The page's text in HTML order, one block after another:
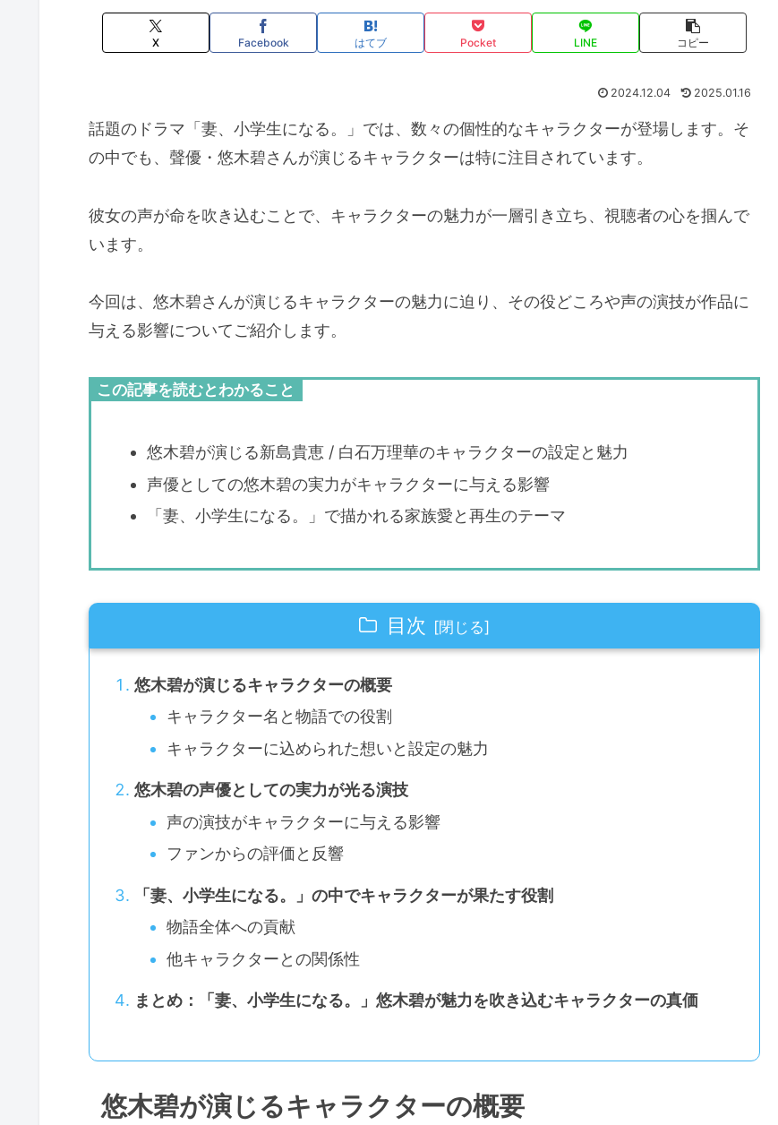
X Facebook はてブ Pocket LINE コピー
2024.12.04 2025.01.16
話題のドラマ「妻、小学生になる。」では、数々の個性的なキャラクターが登場します。そ
の中でも、聲優・悠木碧さんが演じるキャラクターは特に注目されています。
彼女の声が命を吹き込むことで、キャラクターの魅力が一層引き立ち、視聴者の心を掴んで
います。
今回は、悠木碧さんが演じるキャラクターの魅力に迫り、その役どころや声の演技が作品に
与える影響についてご紹介します。
この記事を読むとわかること
悠木碧が演じる新島貴恵 / 白石万理華のキャラクターの設定と魅力
声優としての悠木碧の実力がキャラクターに与える影響
「妻、小学生になる。」で描かれる家族愛と再生のテーマ
目次
悠木碧が演じるキャラクターの概要
キャラクター名と物語での役割
キャラクターに込められた想いと設定の魅力
悠木碧の声優としての実力が光る演技
声の演技がキャラクターに与える影響
ファンからの評価と反響
「妻、小学生になる。」の中でキャラクターが果たす役割
物語全体への貢献
他キャラクターとの関係性
まとめ：「妻、小学生になる。」悠木碧が魅力を吹き込むキャラクターの真価
悠木碧が演じるキャラクターの概要